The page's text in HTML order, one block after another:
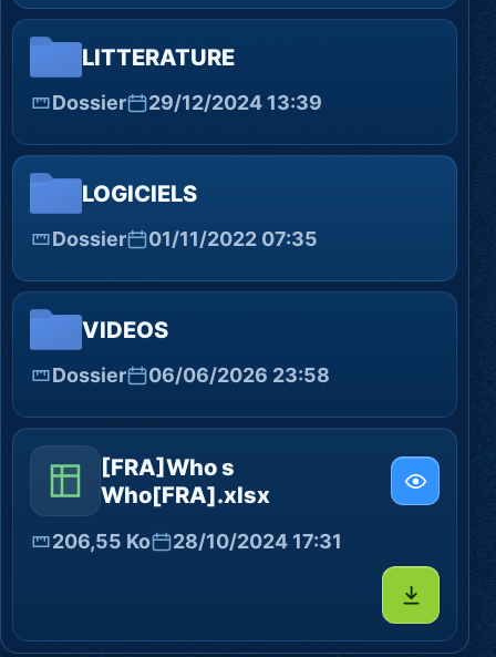
LITTERATURE
Dossier 29/12/2024 13:39
LOGICIELS
Dossier 01/11/2022 07:35
VIDEOS
Dossier 06/06/2026 23:58
[FRA]Who s
Who[FRA].xlsx
206,55 Ko 28/10/2024 17:31